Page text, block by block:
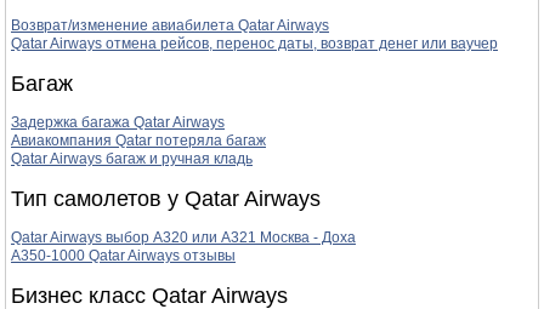
Возврат/изменение авиабилета Qatar Airways
Qatar Airways отмена рейсов, перенос даты, возврат денег или ваучер
Багаж
Задержка багажа Qatar Airways
Авиакомпания Qatar потеряла багаж
Qatar Airways багаж и ручная кладь
Тип самолетов у Qatar Airways
Qatar Airways выбор А320 или А321 Москва - Доха
A350-1000 Qatar Airways отзывы
Бизнес класс Qatar Airways